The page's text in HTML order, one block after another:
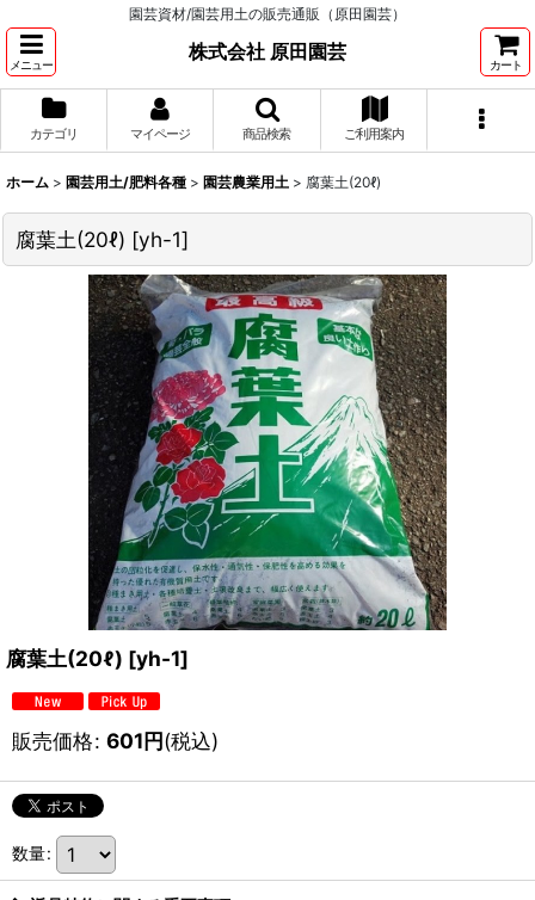
園芸資材/園芸用土の販売通販（原田園芸）
メニュー
株式会社 原田園芸
カート
カテゴリ マイページ 商品検索 ご利用案内
ホーム > 園芸用土/肥料各種 > 園芸農業用土 > 腐葉土(20ℓ)
腐葉土(20ℓ) [yh-1]
腐葉土(20ℓ) [yh-1]
販売価格: 601円(税込)
数量: